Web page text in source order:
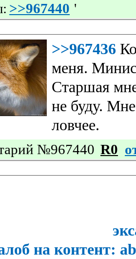
>>967440 '
>>967436
меня.
Старшая
не буду.
ловчее.
№967440 R0
на контент: